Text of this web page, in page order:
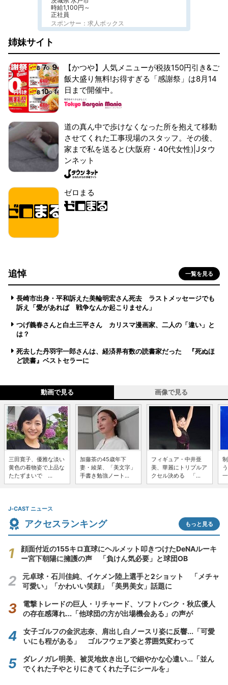
時給1,100円～
正社員
スポンサー：求人ボックス
姉妹サイト
【かつや】人気メニューが税抜150円引き&ご
飯大盛り無料!お得すぎる「感謝祭」は8月14
日まで開催中。
道の真ん中で歩けなくなった所を抱えて移動
させてくれた工事現場のスタッフ。その後、
家まで私を送ると(大阪府・40代女性)|Jタウ
ンネット
ゼロまる
追悼 一覧を見る
長崎市出身・平和訴えた美輪明宏さん死去 ラストメッセージでも
訴え「愛があれば 戦争なんか起こりません」
つげ義春さんと白土三平さん カリスマ漫画家、二人の「違い」と
は？
死去した丹羽宇一郎さんは、経済界有数の読書家だった 『死ぬほ
ど読書』ベストセラーに
動画で見る 画像で見る
三田寛子、優雅な淡い
黄色の着物姿で上品な
たたずまいで ...
加藤茶の45歳年下
妻・綾菜、「美文字」
手書き勉強ノート...
フィギュア・中井亜
美、華麗にトリプルア
クセル決める 「...
J-CAST ニュース
アクセスランキング もっと見る
顔面付近の155キロ直球にヘルメット叩きつけたDeNAルーキ
ー宮下朝陽に擁護の声 「負けん気必要」と球団OB
元卓球・石川佳純、イケメン陸上選手と2ショット 「メチャ
可愛い」「かわいい笑顔」「美男美女」話題に
電撃トレードの巨人・リチャード、ソフトバンク・秋広優人
の存在感薄れ...「他球団の方が出場機会ある」の声が
女子ゴルフの金沢志奈、肩出し白ノースリ姿に反響...「可愛
いにも程がある」 ゴルフウェア姿と雰囲気変わって
ダレノガレ明美、被災地炊き出しで細やかな心遣い...「並ん
でくれた子やとりにきてくれた子にシールを」